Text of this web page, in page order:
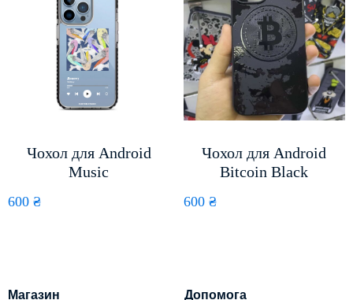
Чохол для Android
Music
600 ₴
Чохол для Android
Bitcoin Black
600 ₴
Магазин Допомога